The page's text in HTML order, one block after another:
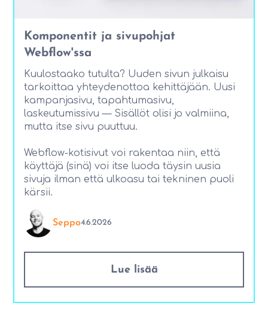
Komponentit ja sivupohjat
Webflow'ssa
Kuulostaako tutulta? Uuden sivun julkaisu
tarkoittaa yhteydenottoa kehittäjään. Uusi
kampanjasivu, tapahtumasivu,
laskeutumissivu — Sisällöt olisi jo valmiina,
mutta itse sivu puuttuu.‍
Webflow-kotisivut voi rakentaa niin, että
käyttäjä (sinä) voi itse luoda täysin uusia
sivuja ilman että ulkoasu tai tekninen puoli
kärsii.
Seppo4.6.2026
Lue lisää